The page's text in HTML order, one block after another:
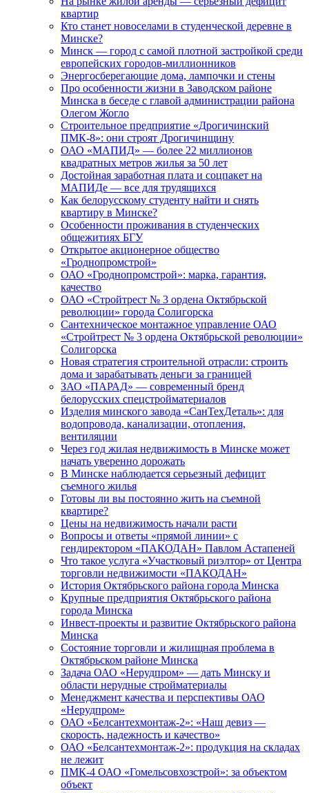
квартир
Кто станет новоселами в студенческой деревне в
Минске?
Минск — город с самой плотной застройкой среди
европейских городов-миллионников
Энергосберегающие дома, лампочки и стены
Про особенности жизни в Заводском районе
Минска в беседе с главой администрации района
Олегом Жогло
Строительное предприятие «Дрогичинский
ПМК-8»: они строят Дрогичинщину
ОАО «МАПИД» — более 22 миллионов
квадратных метров жилья за 50 лет
Достойная заработная плата и соцпакет на
МАПИДе — все для трудящихся
Как белорусскому студенту найти и снять
квартиру в Минске?
Особенности проживания в студенческих
общежитиях БГУ
Открытое акционерное общество
«Гроднопромстрой»
ОАО «Гроднопромстрой»: марка, гарантия,
качество
ОАО «Стройтрест № 3 ордена Октябрьской
революции» города Солигорска
Сантехническое монтажное управление ОАО
«Стройтрест № 3 ордена Октябрьской революции»
Солигорска
Новая стратегия строительной отрасли: строить
дома и зарабатывать деньги за границей
ЗАО «ПАРАД» — современный бренд
белорусских спецстройматериалов
Изделия минского завода «СанТехДеталь»: для
водопровода, канализации, отопления,
вентиляции
Через год жилая недвижимость в Минске может
начать уверенно дорожать
В Минске наблюдается серьезный дефицит
съемного жилья
Готовы ли вы постоянно жить на съемной
квартире?
Цены на недвижимость начали расти
Вопросы и ответы «прямой линии» с
гендиректором «ПАКОДАН» Павлом Астапеней
Что такое услуга «Участковый риэлтор» от Центра
торговли недвижимости «ПАКОДАН»
История Октябрьского района города Минска
Крупные предприятия Октябрьского района
города Минска
Инвест-проекты и развитие Октябрьского района
Минска
Состояние торговли и жилищная проблема в
Октябрьском районе Минска
Задача ОАО «Нерудпром» — дать Минску и
области нерудные стройматериалы
Менеджмент качества и перспективы ОАО
«Нерудпром»
ОАО «Белсантехмонтаж-2»: «Наш девиз —
скорость, надежность и качество»
ОАО «Белсантехмонтаж-2»: продукция на складах
не лежит
ПМК-4 ОАО «Гомельсовхозстрой»: за объектом
объект